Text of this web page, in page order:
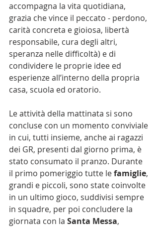
accompagna la vita quotidiana,
grazia che vince il peccato - perdono,
carità concreta e gioiosa, libertà
responsabile, cura degli altri,
speranza nelle difficoltà) e di
condividere le proprie idee ed
esperienze all’interno della propria
casa, scuola ed oratorio.
Le attività della mattinata si sono
concluse con un momento conviviale
in cui, tutti insieme, anche ai ragazzi
dei GR, presenti dal giorno prima, è
stato consumato il pranzo. Durante
il primo pomeriggio tutte le famiglie,
grandi e piccoli, sono state coinvolte
in un ultimo gioco, suddivisi sempre
in squadre, per poi concludere la
giornata con la Santa Messa,